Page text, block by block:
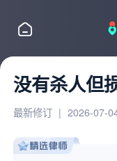
没有杀人但
最新修订 | 2026-07-